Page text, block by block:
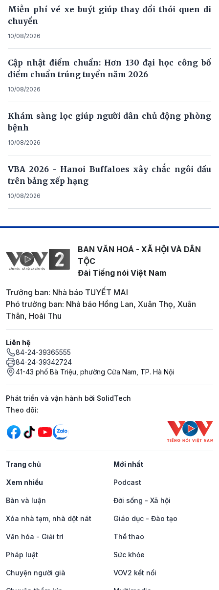
Miễn phí vé xe buýt giúp thay đổi thói quen di
chuyển
10/08/2026
Cập nhật điểm chuẩn: Hơn 130 đại học công bố
điểm chuẩn trúng tuyển năm 2026
10/08/2026
Khám sàng lọc giúp người dân chủ động phòng
bệnh
10/08/2026
VBA 2026 - Hanoi Buffaloes xây chắc ngôi đầu
trên bảng xếp hạng
10/08/2026
BAN VĂN HOÁ - XÃ HỘI VÀ DÂN
TỘC
Đài Tiếng nói Việt Nam
Trưởng ban: Nhà báo TUYẾT MAI
Phó trưởng ban: Nhà báo Hồng Lan, Xuân Thọ, Xuân
Thân, Hoài Thu
Liên hệ
84-24-39365555
84-24-39342724
41-43 phố Bà Triệu, phường Cửa Nam, TP. Hà Nội
Phát triển và vận hành bởi SolidTech
Mạng xã hội
Theo dõi:
Trang chủ Mới nhất
Xem nhiều Podcast
Bàn và luận Đời sống - Xã hội
Xóa nhà tạm, nhà dột nát Giáo dục - Đào tạo
Văn hóa - Giải trí Thể thao
Pháp luật Sức khỏe
Chuyện người già VOV2 kết nối